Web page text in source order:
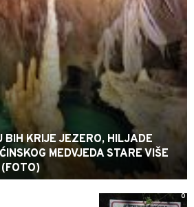
BIH KRIJE JEZERO, HILJADE
MEDVJEDA STARE VIŠE
0